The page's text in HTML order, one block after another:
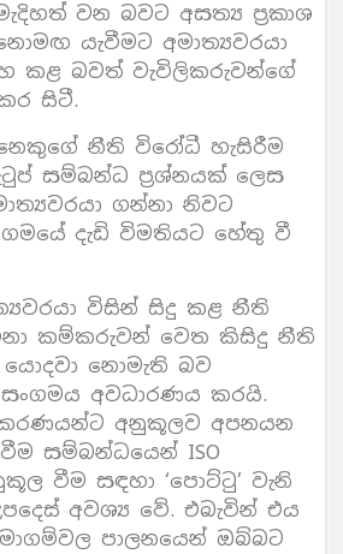
වන බවට අසත්‍ය ප්‍රකාශ
යැවීමට අමාත්‍යවරයා
කළ බවත් වැවිලිකරුවන්ගේ
සිටී.
නීති විරෝධී හැසිරීම
සම්බන්ධ ප්‍රශ්නයක් ලෙස
ගන්නා නිවට
දැඩි විමතියට හේතු වී
විසින් සිදු කළ නීති
කම්කරුවන් වෙත කිසිදු නීති
නොමැති බව
අවධාරණය කරයි.
අනුකූලව අපනයන
සම්බන්ධයෙන් ISO
වීම සඳහා ‘පොට්ටු’ වැනි
අවශ්‍ය වේ. එබැවින් එය
පාලනයෙන් ඔබ්බට